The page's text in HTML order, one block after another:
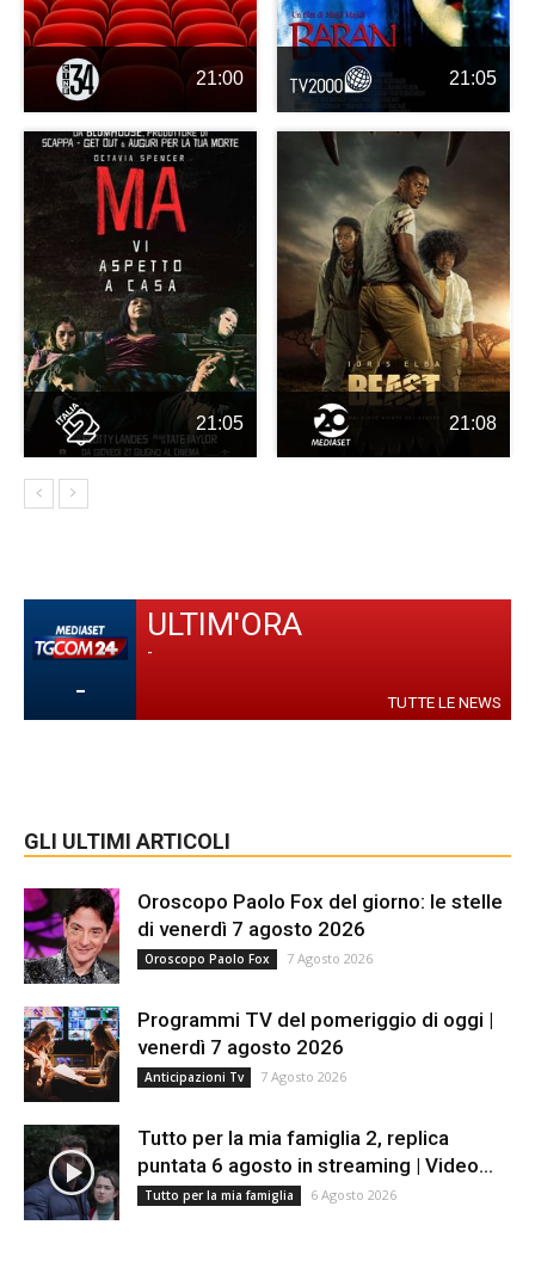
21:00 21:05
21:05 21:08
-
ULTIM'ORA
-
TUTTE LE NEWS
GLI ULTIMI ARTICOLI
Oroscopo Paolo Fox del giorno: le stelle
di venerdì 7 agosto 2026
Oroscopo Paolo Fox 7 Agosto 2026
Programmi TV del pomeriggio di oggi |
venerdì 7 agosto 2026
Anticipazioni Tv 7 Agosto 2026
Tutto per la mia famiglia 2, replica
puntata 6 agosto in streaming | Video...
Tutto per la mia famiglia 6 Agosto 2026